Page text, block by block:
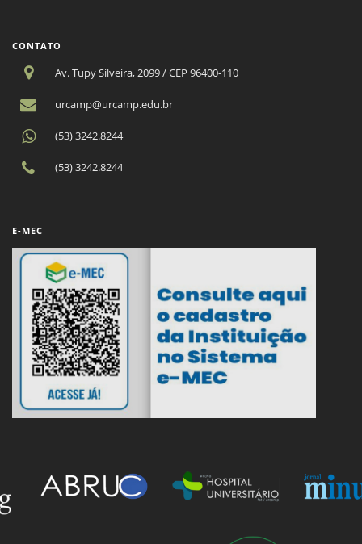
CONTATO
Av. Tupy Silveira, 2099 / CEP 96400-110
urcamp@urcamp.edu.br
(53) 3242.8244
(53) 3242.8244
E-MEC